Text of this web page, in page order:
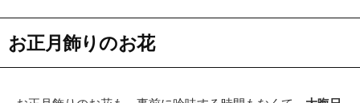
お正月飾りのお花